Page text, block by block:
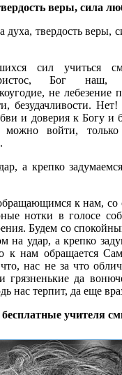
веры, сила
духа, твердость веры,
сил учиться
Бог
не лебезение
безудачливости.
и доверия к Богу
войти,
а крепко
к нам,
нотки в голосе
Будем со
на удар, а крепко
к нам обращается
нас не за что
грязненькие да
нас терпит, да еще
учителя